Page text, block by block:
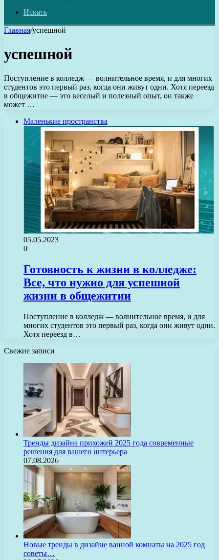
Искать
Главная/успешной
успешной
Поступление в колледж — волнительное время, и для многих
студентов это первый раз, когда они живут одни. Хотя переезд
в общежитие — это веселый и полезный опыт, он также
может …
Маленькие пространства
05.05.2023
0
Готовность к жизни в колледже:
Все, что нужно для успешной
жизни в общежитии
Поступление в колледж — волнительное время, и для
многих студентов это первый раз, когда они живут одни.
Хотя переезд в…
Свежие записи
Тренды дизайна прихожей 2025 года современные
решения для вашего интерьера
07.08.2026
Новые тренды в дизайне ванной комнаты на 2025 год
советы…